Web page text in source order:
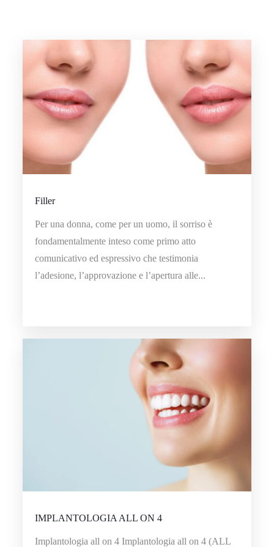
Filler
Per una donna, come per un uomo, il sorriso è
fondamentalmente inteso come primo atto
comunicativo ed espressivo che testimonia
l’adesione, l’approvazione e l’apertura alle...
IMPLANTOLOGIA ALL ON 4
Implantologia all on 4 Implantologia all on 4 (ALL